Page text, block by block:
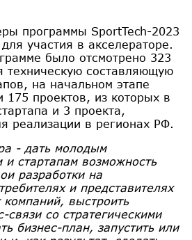
программы SportTech-2023
участия в акселераторе.
было отсмотрено 323
техническую составляющую
на начальном этапе
175 проектов, из которых в
и 3 проекта,
реализации в регионах РФ.
- дать молодым
и стартапам возможность
разработки на
и представителях
выстроить
связи со стратегическими
бизнес-план, запустить или